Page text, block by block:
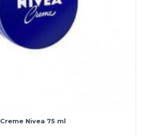
Creme Nivea 75 ml